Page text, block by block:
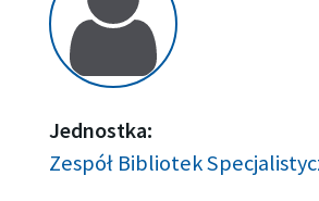
Jednostka:
Zespół Bibliotek